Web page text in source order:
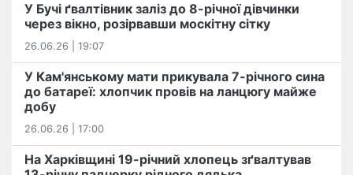
У Бучі ґвалтівник заліз до 8-річної дівчинки
через вікно, розірвавши москітну сітку
26.06.26 | 19:07
У Кам'янському мати прикувала 7-річного сина
до батареї: хлопчик провів на ланцюгу майже
добу
26.06.26 | 17:00
На Харківщині 19-річний хлопець​ ️зґвалтував